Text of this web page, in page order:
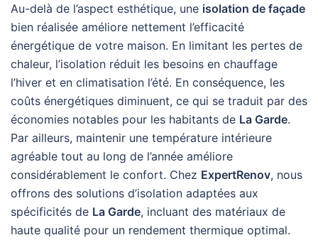
Au-delà de l’aspect esthétique, une isolation de façade
bien réalisée améliore nettement l’efficacité
énergétique de votre maison. En limitant les pertes de
chaleur, l’isolation réduit les besoins en chauffage
l’hiver et en climatisation l’été. En conséquence, les
coûts énergétiques diminuent, ce qui se traduit par des
économies notables pour les habitants de La Garde.
Par ailleurs, maintenir une température intérieure
agréable tout au long de l’année améliore
considérablement le confort. Chez ExpertRenov, nous
offrons des solutions d’isolation adaptées aux
spécificités de La Garde, incluant des matériaux de
haute qualité pour un rendement thermique optimal.